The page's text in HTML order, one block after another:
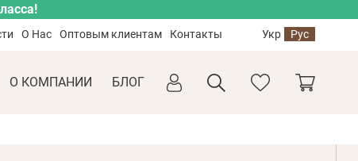
О Нас Оптовым клиентам Контакты Укр Рус
О КОМПАНИИ БЛОГ